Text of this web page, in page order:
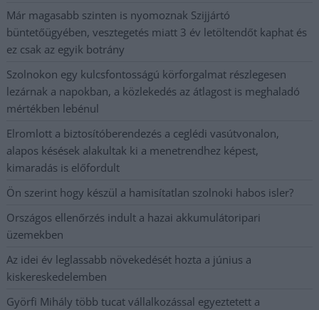
Már magasabb szinten is nyomoznak Szijjártó
büntetőügyében, vesztegetés miatt 3 év letöltendőt kaphat és
ez csak az egyik botrány
Szolnokon egy kulcsfontosságú körforgalmat részlegesen
lezárnak a napokban, a közlekedés az átlagost is meghaladó
mértékben lebénul
Elromlott a biztosítóberendezés a ceglédi vasútvonalon,
alapos késések alakultak ki a menetrendhez képest,
kimaradás is előfordult
Ön szerint hogy készül a hamisítatlan szolnoki habos isler?
Országos ellenőrzés indult a hazai akkumulátoripari
üzemekben
Az idei év leglassabb növekedését hozta a június a
kiskereskedelemben
Györfi Mihály több tucat vállalkozással egyeztetett a